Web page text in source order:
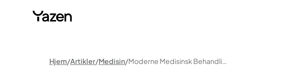
Hjem Artikler Medisin Moderne Medisinsk Behandling Av Overvekt Og Fedme Med GIP- Og GLP-1-Analoger – Hva Skjer I Kroppen Din?